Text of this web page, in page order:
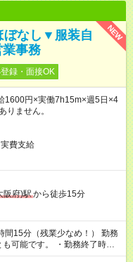
NEW
ぼなし▼服装自
事務
録・面接OK
円×実働7h15m×週5日×4
ません。
費支給
阪府)駅から徒歩15分
15分（残業少なめ！） 勤務
可能です。 ・勤務終了時
08:00